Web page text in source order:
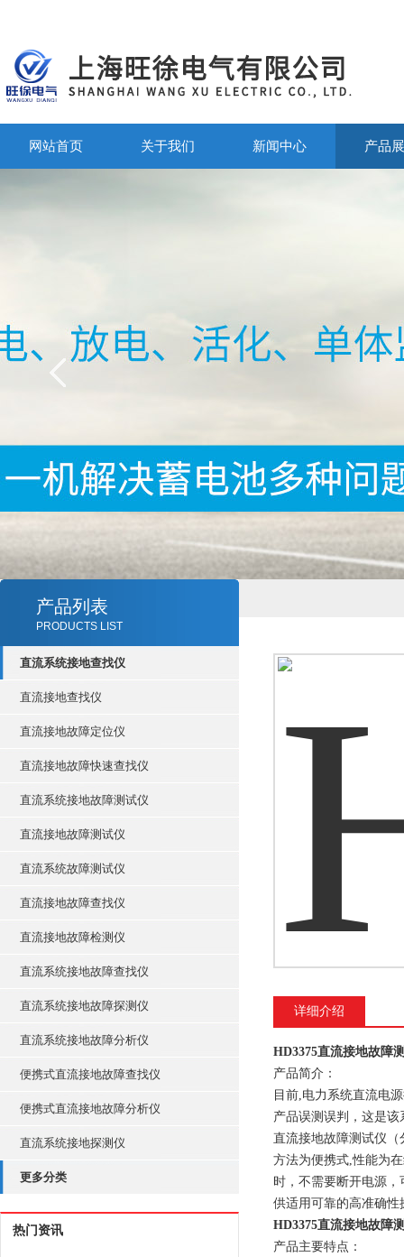
网站首页 关于我们 新闻中心 产品
产品列表
PRODUCTS LIST
直流系统接地查找仪
直流接地查找仪
直流接地故障定位仪
直流接地故障快速查找仪
直流系统接地故障测试仪
直流接地故障测试仪
直流系统故障测试仪
直流接地故障查找仪
直流接地故障检测仪
直流系统接地故障查找仪
直流系统接地故障探测仪
直流系统接地故障分析仪
便携式直流接地故障查找仪
便携式直流接地故障分析仪
直流系统接地探测仪
更多分类
热门资讯
详细介绍
HD3375直流接地故障
产品简介：
目前,电力系统直流电
产品误测误判，这是
直流接地故障测试仪
方法为便携式,性能为
时，不需要断开电源
供适用可靠的高准确性
HD3375直流接地故障
产品主要特点：